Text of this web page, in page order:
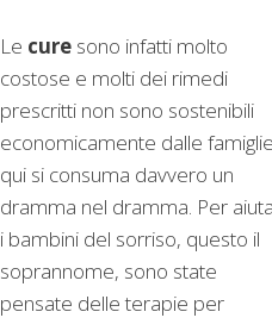
Le curesono infatti molto
costose e molti dei rimedi
prescritti non sono sostenibili
economicamente dalle
qui si consuma davvero un
dramma nel dramma. Per
i bambini del sorriso, questo il
soprannome, sono state
pensate delle terapie per